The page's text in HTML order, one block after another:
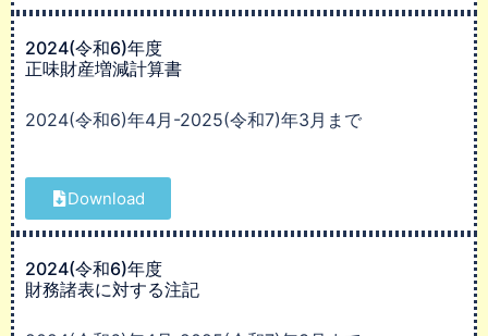
2024(令和6)年度
正味財産増減計算書
2024(令和6)年4月-2025(令和7)年3月まで
Download
2024(令和6)年度
財務諸表に対する注記